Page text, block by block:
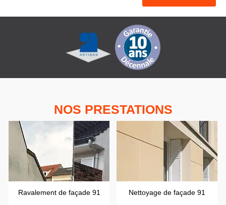
NOS PRESTATIONS
Ravalement de façade 91 Nettoyage de façade 91